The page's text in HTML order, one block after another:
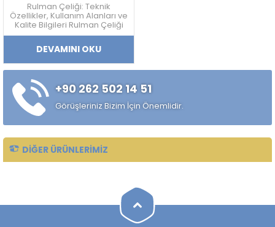
Rulman Çeliği: Teknik
Özellikler, Kullanım Alanları ve
Kalite Bilgileri Rulman Çeliği
Nedir? Rulman çeliği; yüksek
sertlik, aşınma dayanımı,
yorulma direnci ve boyutsal
kararlılık gerektiren
uygulamalarda kullanılan
yüksek karbonlu krom
alaşımlı özel çelik türüdür.
Özellikle rulman, bilya,
makaralı rulman elemanları,
DEVAMINI OKU
+90 262 502 14 51
Görüşleriniz Bizim İçin Önemlidir.
DIĞER ÜRÜNLERIMIZ